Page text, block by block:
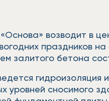
«Основа» возводит
праздников
залитого бетона
сносимого